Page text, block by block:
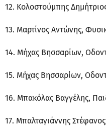
12. Κολοστούμπης
13. Μαρτίνος Αντώνης,
14. Μήχας Βησσαρίων,
15. Μήχας Βησσαρίων,
16. Μπακόλας Βαγγέλης,
17. Μπαλταγιάννης